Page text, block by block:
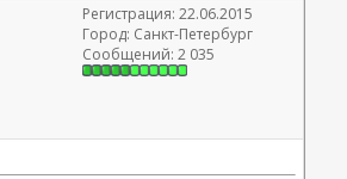
Регистрация: 22.06.2015
Город: Санкт-Петербург
Сообщений: 2 035